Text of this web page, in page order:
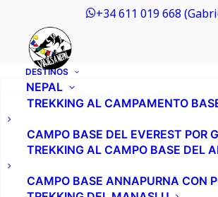
+34 611 019 668
DESTINOS
NEPAL
TREKKING AL CAMPAMENTO
CAMPO BASE DEL EVEREST POR
TREKKING AL CAMPO BASE DEL
CAMPO BASE ANNAPURNA CON